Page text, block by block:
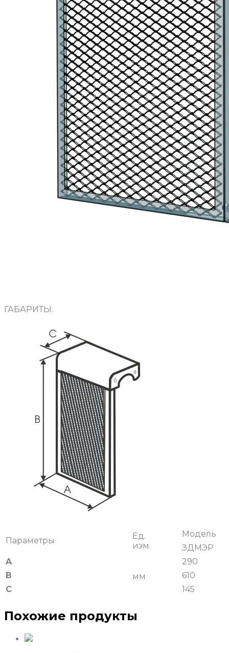
ГАБАРИТЫ:
Параметры
Ед.
изм.
Модель
ЗДМЭР
A
мм
290
B
610
C
145
Похожие продукты